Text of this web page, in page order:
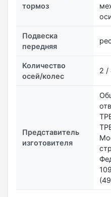
тормоз
Подвеска
передняя
Количество
осей/колес
2 /
Представитель
изготовителя